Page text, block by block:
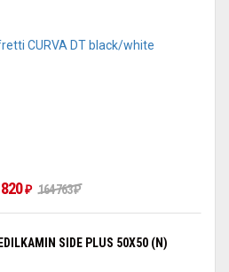
₽ 164 763₽
SIDE PLUS 50X50 (N)